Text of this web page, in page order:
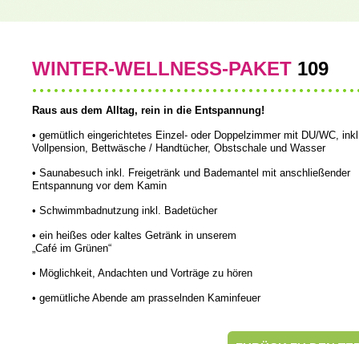
WINTER-WELLNESS-PAKET 109
Raus aus dem Alltag, rein in die Entspannung!
• gemütlich eingerichtetes Einzel- oder Doppelzimmer mit DU/WC,
Vollpension, Bettwäsche / Handtücher, Obstschale und Wasser
• Saunabesuch inkl. Freigetränk und Bademantel mit anschließender
Entspannung vor dem Kamin
• Schwimmbadnutzung inkl. Badetücher
• ein heißes oder kaltes Getränk in unserem
„Café im Grünen“
• Möglichkeit, Andachten und Vorträge zu hören
• gemütliche Abende am prasselnden Kaminfeuer